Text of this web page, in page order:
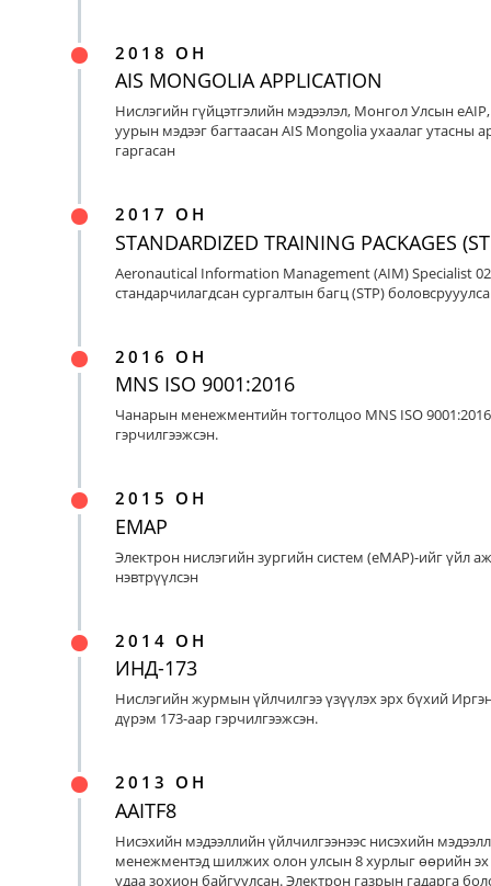
2018 ОН
AIS MONGOLIA APPLICATION
Нислэгийн гүйцэтгэлийн мэдээлэл, Монгол Улсын
уурын мэдээг багтаасан AIS Mongolia ухаалаг утасны
гаргасан
2017 ОН
STANDARDIZED TRAINING PACKAGES
Aeronautical Information Management (AIM) Specialist
стандарчилагдсан сургалтын багц (STP)
2016 ОН
MNS ISO 9001:2016
Чанарын менежментийн тогтолцоо MNS ISO
гэрчилгээжсэн.
2015 ОН
EMAP
Электрон нислэгийн зургийн систем (eMAP)-ийг үйл
нэвтрүүлсэн
2014 ОН
ИНД-173
Нислэгийн журмын үйлчилгээ үзүүлэх эрх бүхий
дүрэм 173-аар гэрчилгээжсэн.
2013 ОН
AAITF8
Нисэхийн мэдээллийн үйлчилгээнээс нисэхийн
менежментэд шилжих олон улсын 8 хурлыг өөрийн
удаа зохион байгуулсан. Электрон газрын гадарга